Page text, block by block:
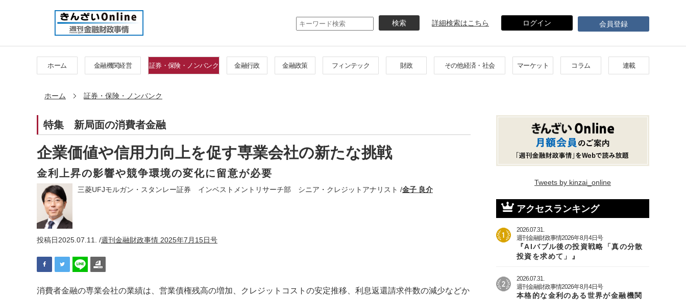
イ
ン
テ
ン
詳細検索はこちら ログイン 会員登録
ホーム 金融機関経営 証券・保険・ノンバンク 金融行政 金融政策 フィンテック 財政 その他経済・社会 マーケット コラム 連載
ホーム 証券・保険・ノンバンク
特集 新局面の消費者金融
企業価値や信用力向上を促す専業会社の新たな挑戦
金利上昇の影響や競争環境の変化に留意が必要
三菱UFJモルガン・スタンレー証券 インベストメントリサーチ部 シニア・クレジットアナリスト /金子 良介
投稿日2025.07.11. /週刊金融財政事情 2025年7月15日号
消費者金融の専業会社の業績は、営業債権残高の増加、クレジットコストの安定推移、利息返還請求件数の減少などか
Tweets by kinzai_online
アクセスランキング
2026.07.31.
週刊金融財政事情2026年8月4日号
『AIバブル後の投資戦略「真の分散
投資を求めて」』
2026.07.31.
週刊金融財政事情2026年8月4日号
本格的な金利のある世界が金融機関